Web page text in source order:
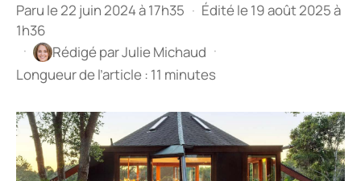
Paru le 22 juin 2024 à 17h35 · Édité le 19 août 2025 à
1h36
·
Rédigé parJulie Michaud ·
Longueur de l’article : 11 minutes